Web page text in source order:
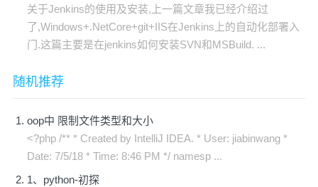
关于Jenkins的使用及安装,上一篇文章我已经介绍过
了,Windows+.NetCore+git+IIS在Jenkins上的自动化部署入
门.这篇主要是在jenkins如何安装SVN和MSBuild. ...
随机推荐
oop中 限制文件类型和大小
<?php /** * Created by IntelliJ IDEA. * User: jiabinwang *
Date: 7/5/18 * Time: 8:46 PM */ namesp ...
1、python-初探